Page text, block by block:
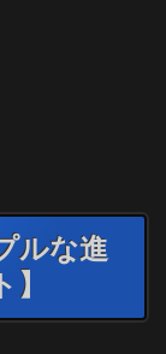
ルな進